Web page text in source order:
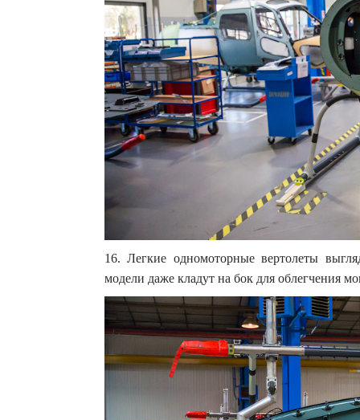
16. Легкие одномоторные вертолеты
модели даже кладут на бок для облегчения